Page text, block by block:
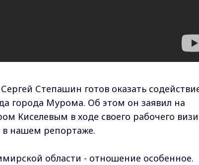
Степашин готов оказать
города Мурома. Об этом он заявил на
Киселевым в ходе своего рабочего
в нашем репортаже.
области - отношение особенное.